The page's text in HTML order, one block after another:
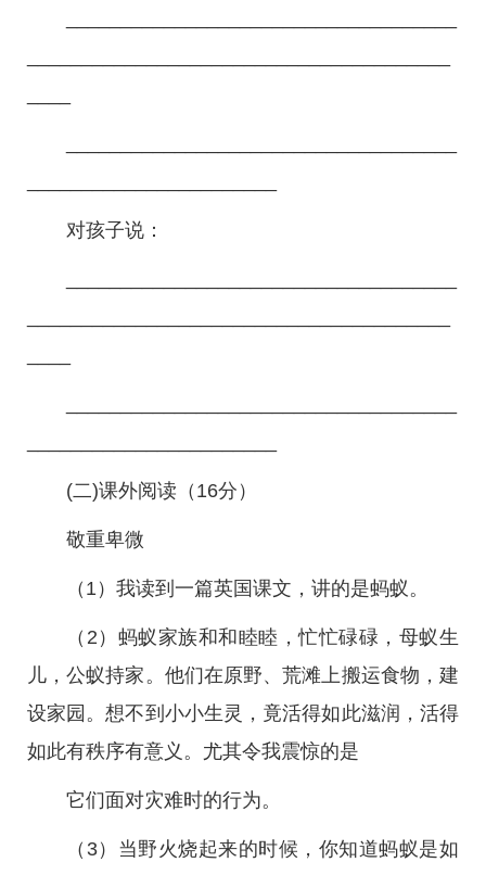
对孩子说：
(二)课外阅读（16分）
敬重卑微
（1）我读到一篇英国课文，讲的是蚂蚁。
（2）蚂蚁家族和和睦睦，忙忙碌碌，母蚁生
儿，公蚁持家。他们在原野、荒滩上搬运食物，建
设家园。想不到小小生灵，竟活得如此滋润，活得
如此有秩序有意义。尤其令我震惊的是
它们面对灾难时的行为。
（3）当野火烧起来的时候，你知道蚂蚁是如